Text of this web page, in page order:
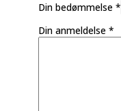
Din bedømmelse*
Din anmeldelse*